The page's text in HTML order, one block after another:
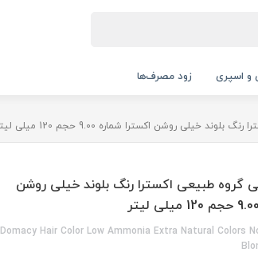
و اسپری زود مصرف‌ها
خیلی روشن اکسترا شماره 9.00 حجم 120 میلی لیتر
گروه طبیعی اکسترا رنگ بلوند خیلی روشن
Domacy Hair Color Low Ammonia Extra Natural Colors